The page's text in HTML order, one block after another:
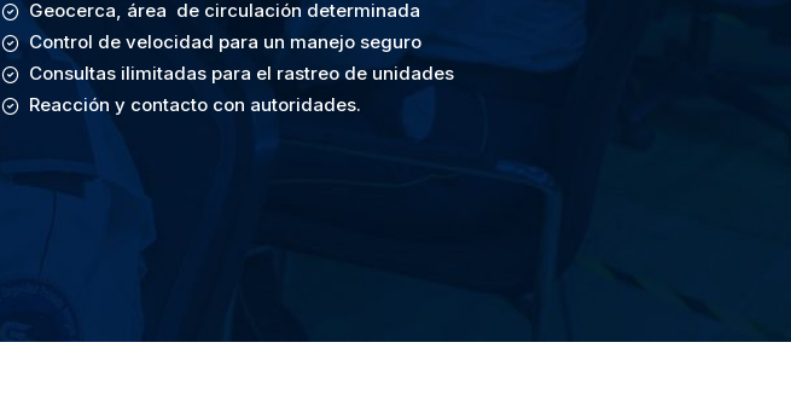
Geocerca, área de circulación determinada
Control de velocidad para un manejo seguro
Consultas ilimitadas para el rastreo de unidades
Reacción y contacto con autoridades.